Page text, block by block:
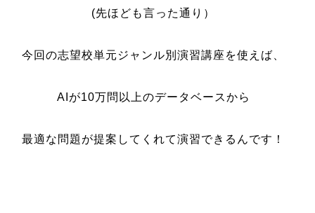
(先ほども言った通り）
今回の志望校単元ジャンル別演習講座を使えば、
AIが10万問以上のデータベースから
最適な問題が提案してくれて演習できるんです！